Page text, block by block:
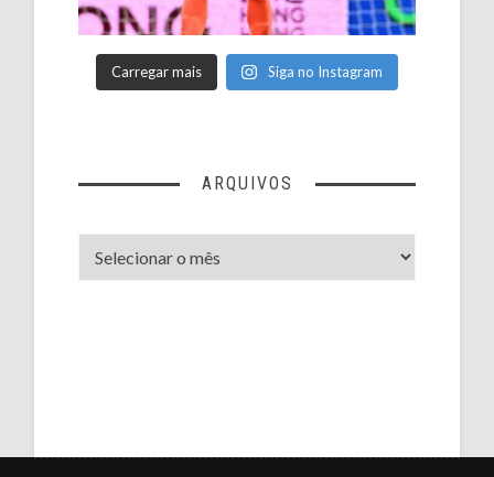
Carregar mais Siga no Instagram
ARQUIVOS